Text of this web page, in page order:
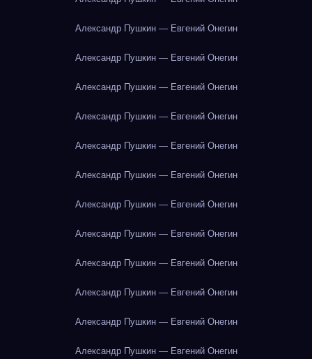
Александр Пушкин — Евгений Онегин
Александр Пушкин — Евгений Онегин
Александр Пушкин — Евгений Онегин
Александр Пушкин — Евгений Онегин
Александр Пушкин — Евгений Онегин
Александр Пушкин — Евгений Онегин
Александр Пушкин — Евгений Онегин
Александр Пушкин — Евгений Онегин
Александр Пушкин — Евгений Онегин
Александр Пушкин — Евгений Онегин
Александр Пушкин — Евгений Онегин
Александр Пушкин — Евгений Онегин